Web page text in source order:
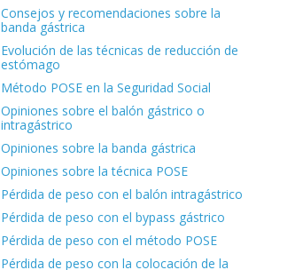
Consejos y recomendaciones sobre la
banda gástrica
Evolución de las técnicas de reducción de
estómago
Método POSE en la Seguridad Social
Opiniones sobre el balón gástrico o
intragástrico
Opiniones sobre la banda gástrica
Opiniones sobre la técnica POSE
Pérdida de peso con el balón intragástrico
Pérdida de peso con el bypass gástrico
Pérdida de peso con el método POSE
Pérdida de peso con la colocación de la